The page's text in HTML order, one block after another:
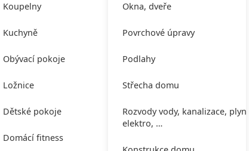
Koupelny
Kuchyně
Obývací pokoje
Ložnice
Dětské pokoje
Domácí fitness
Okna, dveře
Povrchové úpravy
Podlahy
Střecha domu
Rozvody vody, kanalizace, plynu,
elektro, …